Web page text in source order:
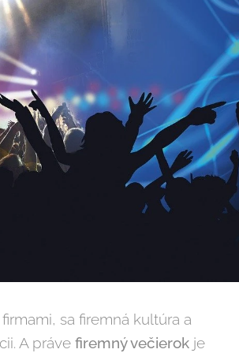
sa firemná kultúra a
A práve firemný večierok je